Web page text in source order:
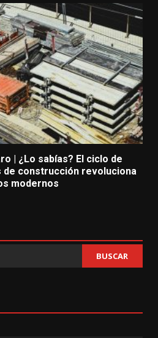
| ¿Lo sabías? El ciclo de
de construcción revoluciona
modernos
BUSCAR